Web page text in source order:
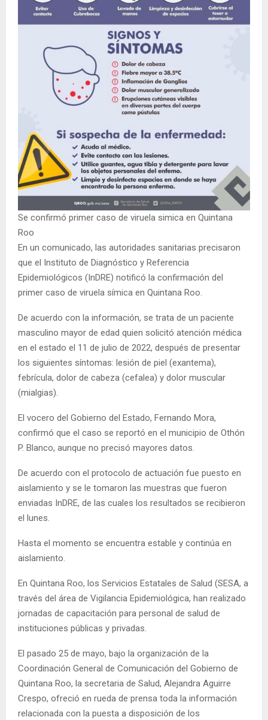
Se confirmó primer caso de viruela simica en Quintana
Roo
En un comunicado, las autoridades sanitarias precisaron
que el Instituto de Diagnóstico y Referencia
Epidemiológicos (InDRE) notificó la confirmación del
primer caso de viruela símica en Quintana Roo.
De acuerdo con la información, se trata de un paciente
masculino mayor de edad quien solicitó atención médica
en el estado el 11 de julio de 2022, después de presentar
los siguientes síntomas: lesión de piel (exantema),
febrícula, dolor de cabeza (cefalea) y dolor muscular
(mialgias).
El vocero del Gobierno del Estado, Fernando Mora,
confirmó que el caso se reportó en el municipio de Othón
P. Blanco, aunque no precisó mayores datos.
De acuerdo con el protocolo de actuación fue puesto en
aislamiento y se le tomaron las muestras que fueron
enviadas InDRE, de las cuales los resultados se recibieron
el lunes.
Hasta el momento se encuentra estable y continúa en
aislamiento.
En Quintana Roo, los Servicios Estatales de Salud (SESA, a
través del área de Vigilancia Epidemiológica, han realizado
jornadas de capacitación para personal de salud de
instituciones públicas y privadas.
El pasado 25 de mayo, bajo la organización de la
Coordinación General de Comunicación del Gobierno de
Quintana Roo, la secretaria de Salud, Alejandra Aguirre
Crespo, ofreció en rueda de prensa toda la información
relacionada con la puesta a disposición de los